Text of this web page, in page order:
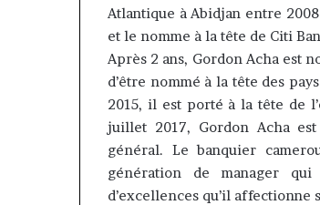
Atlantique à Abidjan entre 2008
et le nomme à la tête de Citi
Après 2 ans, GordonAchaest
d’être nommé à la tête des
2015, il est porté à la tête de
juillet 2017, GordonAchaest
général. Le banquier
génération de manager qui
d’excellences qu’il